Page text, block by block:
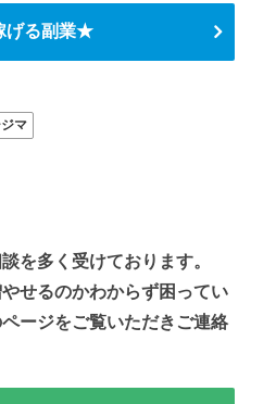
る副業★
マ
を多く受けております。
せるのかわからず困ってい
ージをご覧いただきご連絡